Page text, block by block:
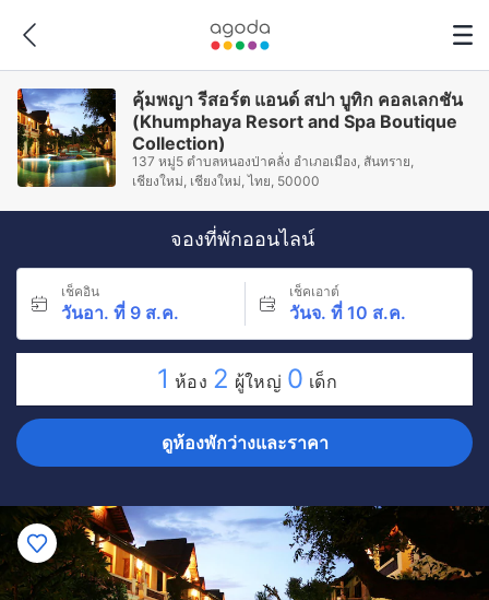
คุ้มพญา รีสอร์ต แอนด์ สปา บูทิก คอลเลกชัน
(Khumphaya Resort and Spa Boutique
Collection)
137 หมู่5 ตำบลหนองป่าคลั่ง อำเภอเมือง, สันทราย,
เชียงใหม่, เชียงใหม่, ไทย, 50000
จองที่พักออนไลน์
เช็คอิน
วันอา. ที่ 9 ส.ค.
เช็คเอาต์
วันจ. ที่ 10 ส.ค.
1 ห้อง 2 ผู้ใหญ่ 0 เด็ก
ดูห้องพักว่างและราคา